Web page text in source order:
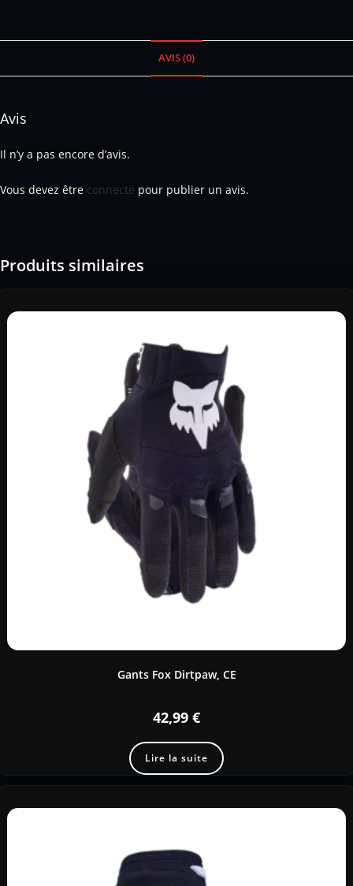
AVIS (0)
Avis
Il n’y a pas encore d’avis.
Vous devez être connecté pour publier un avis.
Produits similaires
Gants Fox Dirtpaw, CE
42,99 €
Lire la suite